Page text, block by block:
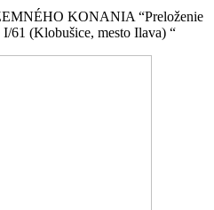
KONANIA “Preloženie
61 (Klobušice, mesto Ilava) “